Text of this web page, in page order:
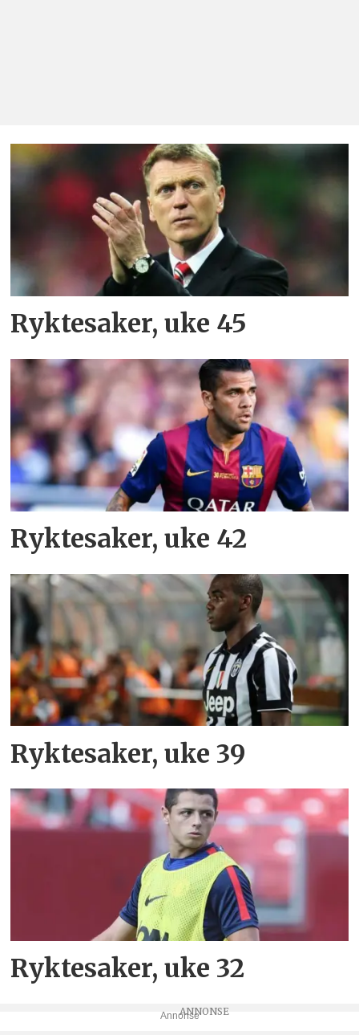
Ryktesaker, uke 45
Ryktesaker, uke 42
Ryktesaker, uke 39
Ryktesaker, uke 32
Annonse